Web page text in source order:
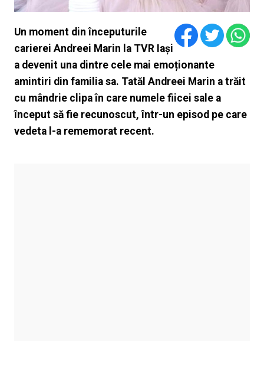
Un moment din începuturile
carierei Andreei Marin la TVR Iași
a devenit una dintre cele mai emoționante
amintiri din familia sa. Tatăl Andreei Marin a trăit
cu mândrie clipa în care numele fiicei sale a
început să fie recunoscut, într-un episod pe care
vedeta l-a rememorat recent.